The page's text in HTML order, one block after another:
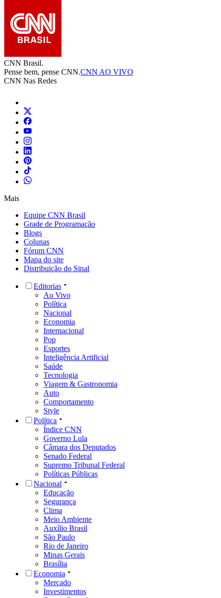
CNN Brasil.
Pense bem, pense CNN.CNN AO VIVO
CNN Nas Redes
Mais
Equipe CNN Brasil
Grade de Programação
Blogs
Colunas
Fórum CNN
Mapa do site
Distribuição do Sinal
Editorias
Ao Vivo
Política
Nacional
Economia
Internacional
Pop
Esportes
Inteligência Artificial
Saúde
Tecnologia
Viagem & Gastronomia
Auto
Comportamento
Style
Política
Índice CNN
Governo Lula
Câmara dos Deputados
Senado Federal
Supremo Tribunal Federal
Políticas Públicas
Nacional
Educação
Segurança
Clima
Meio Ambiente
Auxílio Brasil
São Paulo
Rio de Janeiro
Minas Gerais
Brasília
Economia
Mercado
Investimentos